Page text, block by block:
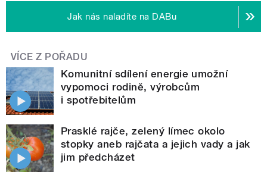
Jak nás naladíte na DABu
VÍCE Z POŘADU
Komunitní sdílení energie umožní
vypomoci rodině, výrobcům
i spotřebitelům
Prasklé rajče, zelený límec okolo
stopky aneb rajčata a jejich vady a jak
jim předcházet